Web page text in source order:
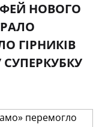
НОВОГО
ГІРНИКІВ
СУПЕРКУБКУ